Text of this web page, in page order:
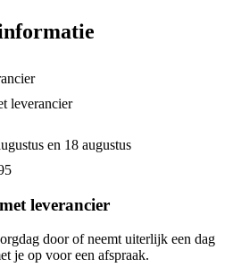
leverancier
en 18 augustus
leverancier
door of neemt uiterlijk een dag
je op voor een afspraak.